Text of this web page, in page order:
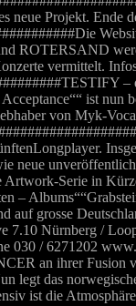
neue Projekt.
ROTERSAND
vermittelt.
ist
von Myk-
Artwork-Serie in
–
auf grosse
7.10 Nürnberg /
/ 6271202
an ihrer Fusion
legt das
ist die